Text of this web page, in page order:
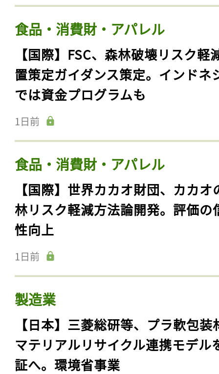
食品・消費財・アパレル
【国際】FSC、森林破壊リスク軽
置策定ガイダンス策定。インドネ
では資金プログラムも
1日前
食品・消費財・アパレル
【国際】世界カカオ財団、カカオ
林リスク軽減方法論開発。評価の
性向上
1日前
製造業
【日本】三菱総研等、プラ軟包装
マテリアルリサイクル連携モデル
証へ。環境省事業